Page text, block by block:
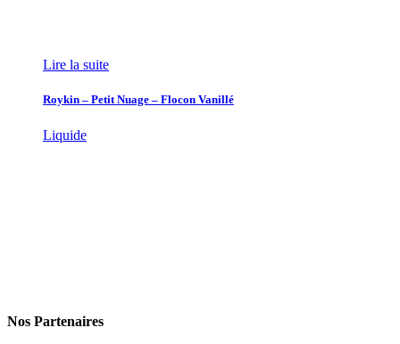
Lire la suite
Roykin – Petit Nuage – Flocon Vanillé
Liquide
Nos Partenaires